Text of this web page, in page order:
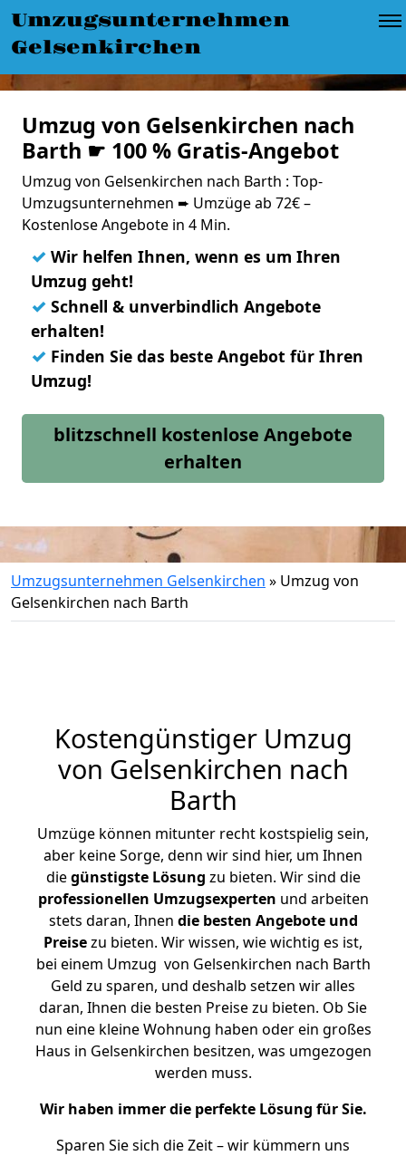
Umzugsunternehmen
Gelsenkirchen
Umzug von Gelsenkirchen nach
Barth ☛ 100 % Gratis-Angebot
Umzug von Gelsenkirchen nach Barth : Top-
Umzugsunternehmen ➨ Umzüge ab 72€ –
Kostenlose Angebote in 4 Min.
✓ Wir helfen Ihnen, wenn es um Ihren
Umzug geht!
✓ Schnell & unverbindlich Angebote
erhalten!
✓ Finden Sie das beste Angebot für Ihren
Umzug!
blitzschnell kostenlose Angebote
erhalten
Umzugsunternehmen Gelsenkirchen » Umzug von
Gelsenkirchen nach Barth
Kostengünstiger Umzug
von Gelsenkirchen nach
Barth
Umzüge können mitunter recht kostspielig sein,
aber keine Sorge, denn wir sind hier, um Ihnen
diegünstigste Lösung zu bieten. Wir sind die
professionellen Umzugsexperten und arbeiten
stets daran, Ihnen die besten Angebote und
Preisezu bieten. Wir wissen, wie wichtig es ist,
bei einem Umzug von Gelsenkirchen nach Barth
Geld zu sparen, und deshalb setzen wir alles
daran, Ihnen die besten Preise zu bieten. Ob Sie
nun eine kleine Wohnung haben oder ein großes
Haus in Gelsenkirchen besitzen, was umgezogen
werden muss.
Wir haben immer die perfekte Lösung für Sie.
Sparen Sie sich die Zeit – wir kümmern uns